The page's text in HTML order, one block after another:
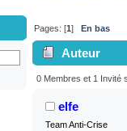
Pages: [1]En bas
Auteur
produits (Lu
0 Membres et 1 Invité
elfe
Team Anti-Crise